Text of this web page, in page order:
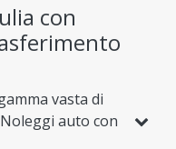
con
vasta di
auto con